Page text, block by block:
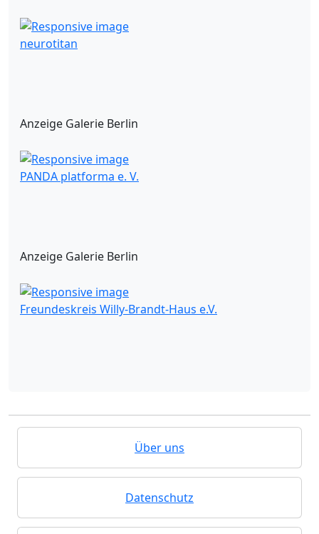
neurotitan
Anzeige Galerie Berlin
PANDA platforma e. V.
Anzeige Galerie Berlin
Freundeskreis Willy-Brandt-Haus e.V.
Über uns
Datenschutz